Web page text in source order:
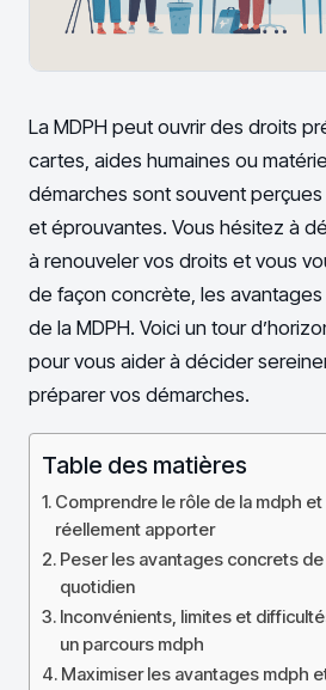
La MDPH peut ouvrir des droits
cartes, aides humaines ou
démarches sont souvent
et éprouvantes. Vous hésitez à
à renouveler vos droits et vous
de façon concrète, les
de la MDPH. Voici un tour
pour vous aider à décider
préparer vos démarches.
Table des matières
Comprendre le rôle de la mdph et
réellement apporter
Peser les avantages concrets
quotidien
Inconvénients, limites et
un parcours mdph
Maximiser les avantages mdph